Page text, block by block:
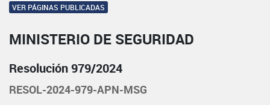
VER PÁGINAS PUBLICADAS
MINISTERIO DE SEGURIDAD
Resolución 979/2024
RESOL-2024-979-APN-MSG